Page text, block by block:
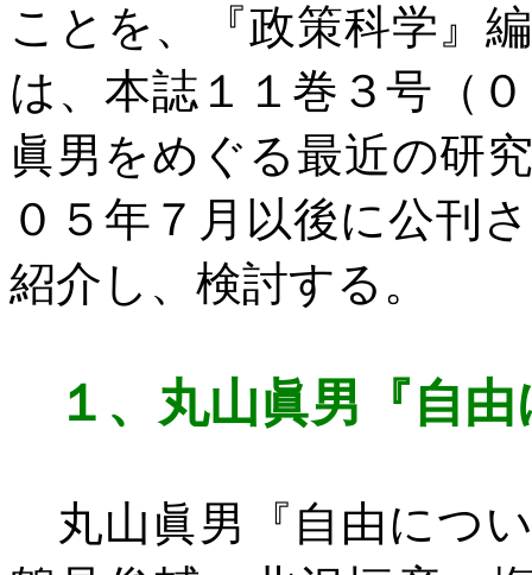
ことを、『政策科学』
は、本誌１１巻３号（
眞男をめぐる最近の研
０５年７月以後に公刊
紹介し、検討する。
１、 丸山眞男『自
丸山眞男『自由につ